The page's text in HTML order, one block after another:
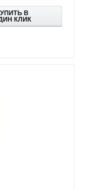
В
КЛИК